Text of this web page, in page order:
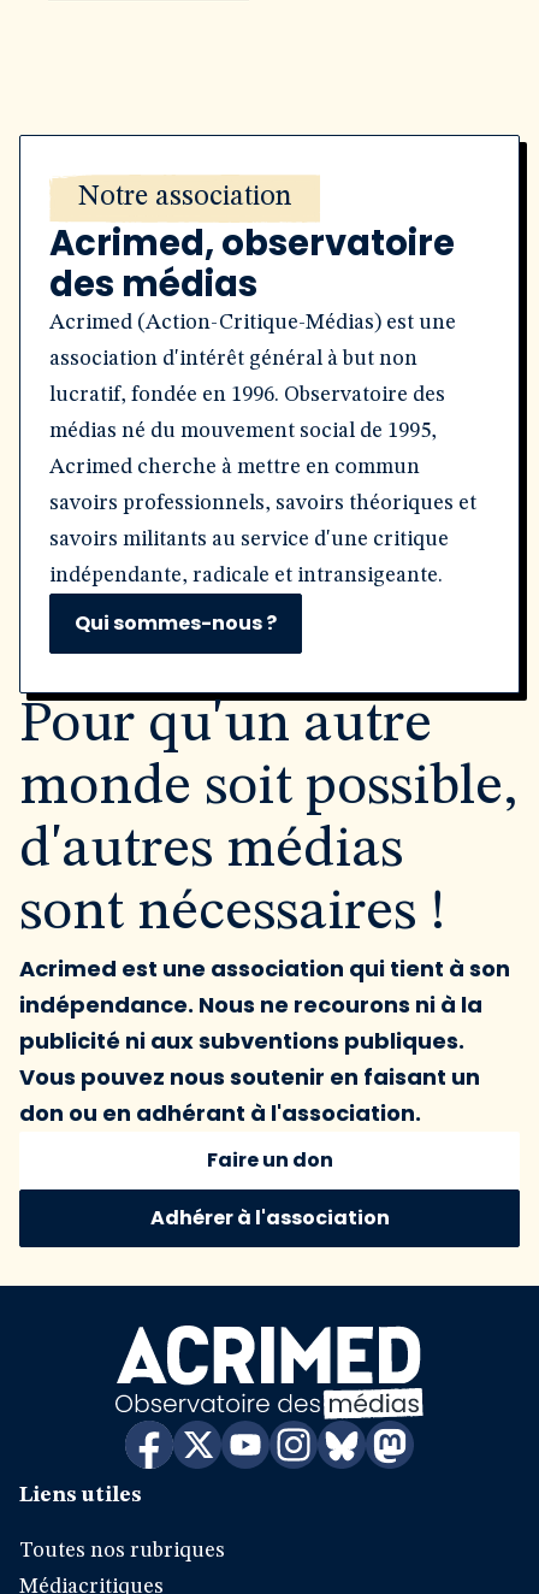
Notre association
Acrimed, observatoire
des médias
Acrimed (Action-Critique-Médias) est une
association d'intérêt général à but non
lucratif, fondée en 1996. Observatoire des
médias né du mouvement social de 1995,
Acrimed cherche à mettre en commun
savoirs professionnels, savoirs théoriques et
savoirs militants au service d'une critique
indépendante, radicale et intransigeante.
Qui sommes-nous ?
Pour qu'un autre
monde soit possible,
d'autres médias
sont nécessaires !
Acrimed est une association qui tient à son
indépendance. Nous ne recourons ni à la
publicité ni aux subventions publiques.
Vous pouvez nous soutenir en faisant un
don ou en adhérant à l'association.
Faire un don
Adhérer à l'association
Liens utiles
Toutes nos rubriques
Médiacritiques